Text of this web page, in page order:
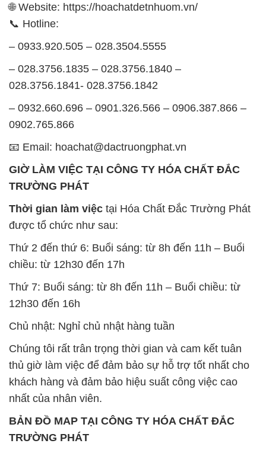
🌐 Website: https://hoachatdetnhuom.vn/
📞 Hotline:
– 0933.920.505 – 028.3504.5555
– 028.3756.1835 – 028.3756.1840 –
028.3756.1841- 028.3756.1842
– 0932.660.696 – 0901.326.566 – 0906.387.866 –
0902.765.866
📧 Email: hoachat@dactruongphat.vn
GIỜ LÀM VIỆC TẠI CÔNG TY HÓA CHẤT ĐẮC
TRƯỜNG PHÁT
Thời gian làm việc tại Hóa Chất Đắc Trường Phát
được tổ chức như sau:
Thứ 2 đến thứ 6: Buổi sáng: từ 8h đến 11h – Buổi
chiều: từ 12h30 đến 17h
Thứ 7: Buổi sáng: từ 8h đến 11h – Buổi chiều: từ
12h30 đến 16h
Chủ nhật: Nghỉ chủ nhật hàng tuần
Chúng tôi rất trân trọng thời gian và cam kết tuân
thủ giờ làm việc để đảm bảo sự hỗ trợ tốt nhất cho
khách hàng và đảm bảo hiệu suất công việc cao
nhất của nhân viên.
BẢN ĐỒ MAP TẠI CÔNG TY HÓA CHẤT ĐẮC
TRƯỜNG PHÁT